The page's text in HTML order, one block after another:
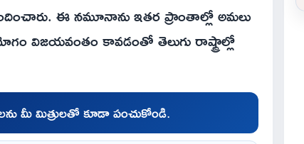
ఈ నమూనాను ఇతర ప్రాంతాల్లో అమలు
విజయవంతం కావడంతో తెలుగు రాష్ట్రాల్లో
మీ మిత్రులతో కూడా పంచుకోండి.